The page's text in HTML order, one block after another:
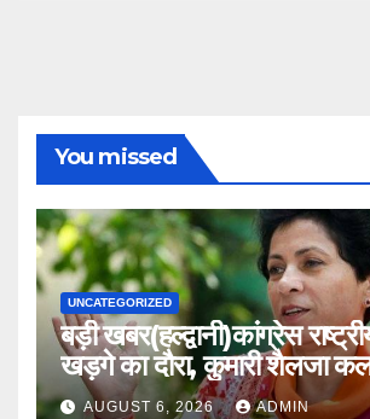
You missed
UNCATEGORIZED
बड़ी खबर(हल्द्वानी)कांग्रेस
खड़गे का दौरा, कुमारी शैलजा कल
।।AUGUST 6, 2026 ADMIN